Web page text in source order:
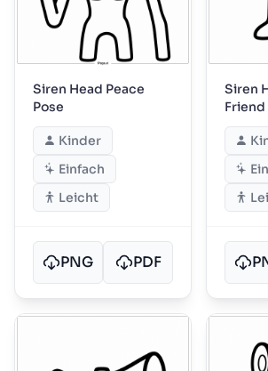
Siren Head Peace
Pose
Kinder
Einfach
Leicht
PNG PDF
Siren
Friend